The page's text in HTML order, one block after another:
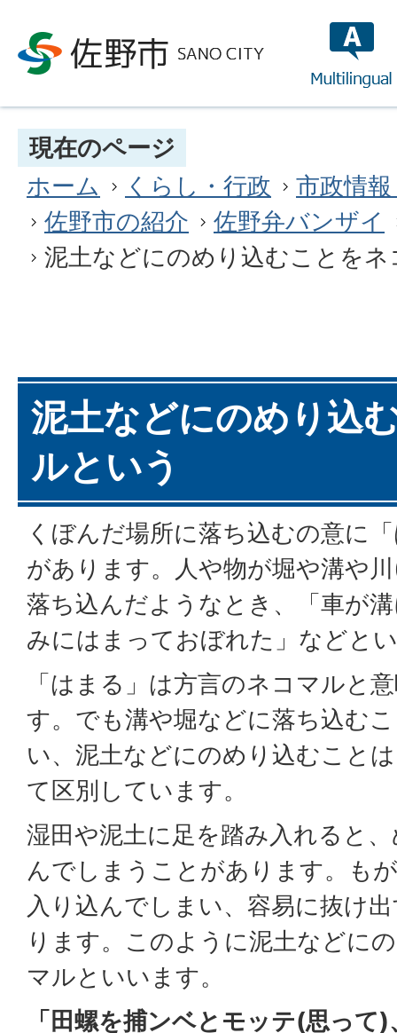
現在のページ
ホーム
くらし・行政
市政情
佐野市の紹介
佐野弁バンザイ
泥土などにのめり込むことを
泥土などにのめり込
ルという
くぼんだ場所に落ち込むの意に
があります。人や物が堀や溝や
落ち込んだようなとき、「車が
みにはまっておぼれた」などと
「はまる」は方言のネコマルと
す。でも溝や堀などに落ち込む
い、泥土などにのめり込むこと
て区別しています。
湿田や泥土に足を踏み入れると
んでしまうことがあります。も
入り込んでしまい、容易に抜け
ります。このように泥土などに
マルといいます。
「田螺を捕ンベとモッテ(思って